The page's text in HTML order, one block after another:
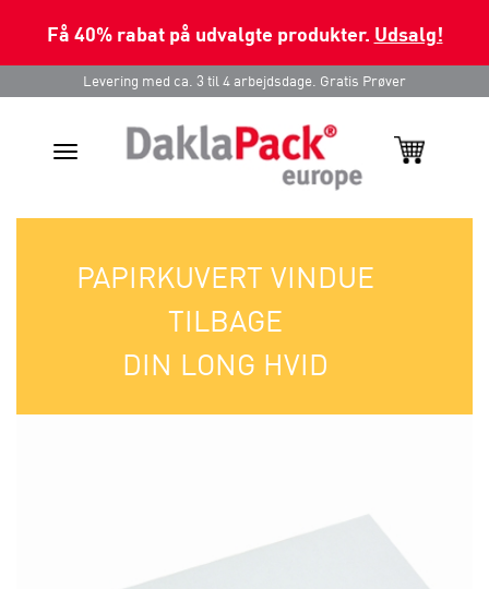
Få 40% rabat på udvalgte produkter. Udsalg!
Levering med ca. 3 til 4 arbejdsdage. Gratis Prøver
Toggle
PAPIRKUVERT VINDUE
TILBAGE
DIN LONG HVID